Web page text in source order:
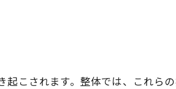
こされます。整体では、これら